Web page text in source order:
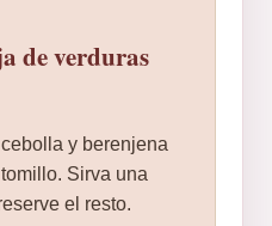
de verduras
y berenjena
Sirva una
el resto.